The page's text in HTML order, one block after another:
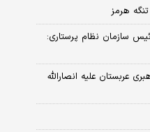
هرمز
سازمان نظام پرستاری:
عربستان علیه انصارالله